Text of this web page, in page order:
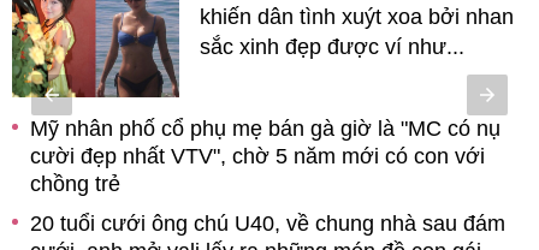
khiến dân tình xuýt xoa bởi nhan
sắc xinh đẹp được ví như...
Mỹ nhân phố cổ phụ mẹ bán gà giờ là "MC có nụ
cười đẹp nhất VTV", chờ 5 năm mới có con với
chồng trẻ
20 tuổi cưới ông chú U40, về chung nhà sau đám